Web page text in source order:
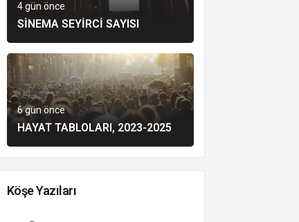
4 gün önce
SINEMA SEYIRCI SAYISI
6 gün önce
HAYAT TABLOLARI, 2023-2025
Köşe Yazıları